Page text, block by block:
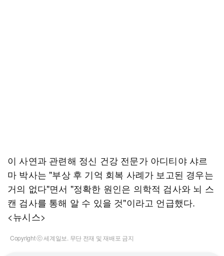
이 사연과 관련해 정신 건강 전문가 아디티야 샤르
마 박사는 "부상 후 기억 회복 사례가 보고된 경우는
거의 없다"면서 "정확한 원인은 의학적 검사와 뇌 스
캔 검사를 통해 알 수 있을 것"이라고 언급했다.
<뉴시스>
Copyright ⓒ 세계일보. 무단 전재 및 재배포 금지